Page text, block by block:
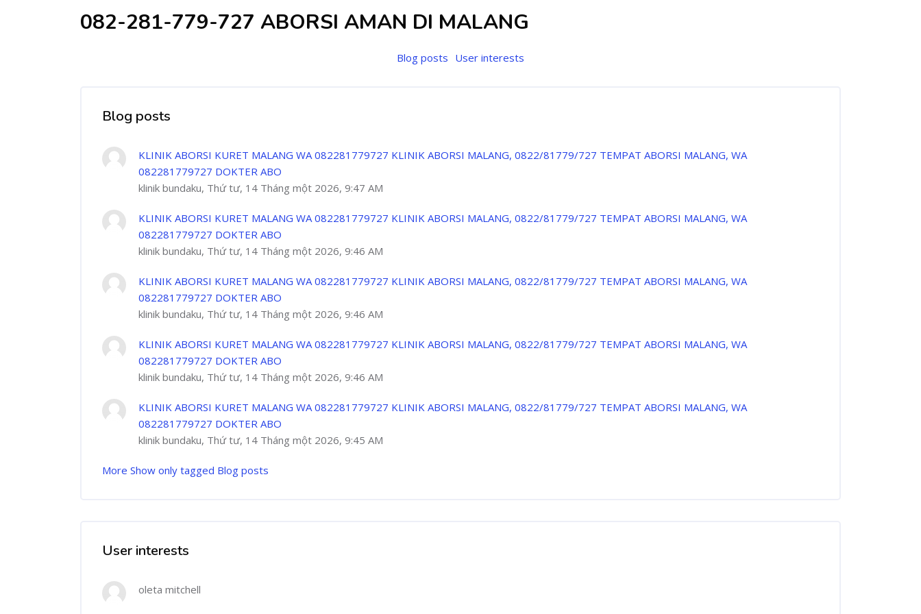
082-281-779-727 ABORSI AMAN DI MALANG
Blog posts User interests
Blog posts
KLINIK ABORSI KURET MALANG WA 082281779727 KLINIK ABORSI MALANG, 0822/81779/727 TEMPAT ABORSI MALANG, WA
082281779727 DOKTER ABO
klinik bundaku, Thứ tư, 14 Tháng một 2026, 9:47 AM
KLINIK ABORSI KURET MALANG WA 082281779727 KLINIK ABORSI MALANG, 0822/81779/727 TEMPAT ABORSI MALANG, WA
082281779727 DOKTER ABO
klinik bundaku, Thứ tư, 14 Tháng một 2026, 9:46 AM
KLINIK ABORSI KURET MALANG WA 082281779727 KLINIK ABORSI MALANG, 0822/81779/727 TEMPAT ABORSI MALANG, WA
082281779727 DOKTER ABO
klinik bundaku, Thứ tư, 14 Tháng một 2026, 9:46 AM
KLINIK ABORSI KURET MALANG WA 082281779727 KLINIK ABORSI MALANG, 0822/81779/727 TEMPAT ABORSI MALANG, WA
082281779727 DOKTER ABO
klinik bundaku, Thứ tư, 14 Tháng một 2026, 9:46 AM
KLINIK ABORSI KURET MALANG WA 082281779727 KLINIK ABORSI MALANG, 0822/81779/727 TEMPAT ABORSI MALANG, WA
082281779727 DOKTER ABO
klinik bundaku, Thứ tư, 14 Tháng một 2026, 9:45 AM
More Show only tagged Blog posts
User interests
oleta mitchell